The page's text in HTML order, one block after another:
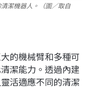
潔機器人。（圖／取自
的機械臂和多種可
潔能力。透過內建
活適應不同的清潔